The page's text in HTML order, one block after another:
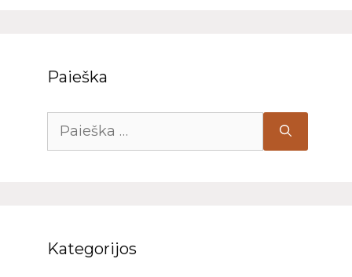
Paieška
Kategorijos